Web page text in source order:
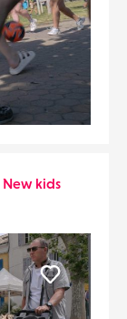
New kids
Liker